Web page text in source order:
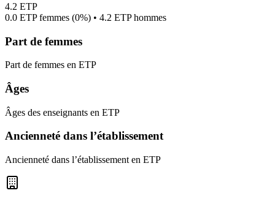
4.2 ETP
0.0 ETP femmes (0%) • 4.2 ETP hommes
Part de femmes
Part de femmes en ETP
Âges
Âges des enseignants en ETP
Ancienneté dans l’établissement
Ancienneté dans l’établissement en ETP